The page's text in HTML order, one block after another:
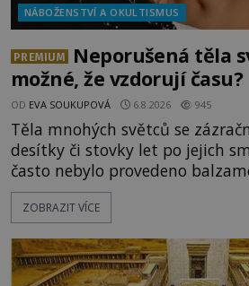
NÁBOŽENSTVÍ A OKULTISMUS
PREMIUM
Neporušená těla
možné, že vzdorují času?
OD EVA SOUKUPOVÁ 6.8.2026 945
Těla mnohých světců se
desítky či stovky let po jejich
často nebylo provedeno
pokusy o konzervaci.
považovány za důkaz svatosti
osobností ochraňují? Na hřbitově u kláštera
Milosrdných
ZOBRAZIT VÍCE